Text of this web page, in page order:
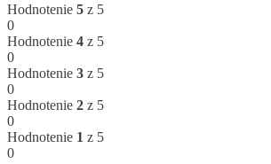
Hodnotenie 5 z 5
0
Hodnotenie 4 z 5
0
Hodnotenie 3 z 5
0
Hodnotenie 2 z 5
0
Hodnotenie 1 z 5
0